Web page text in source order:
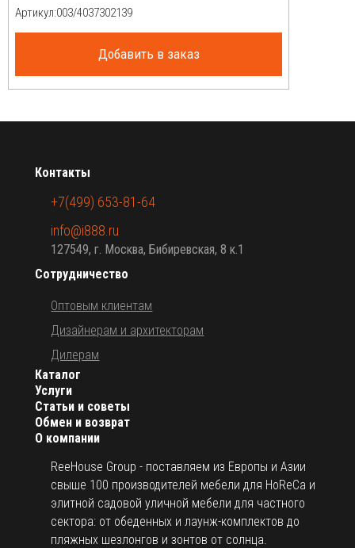
Артикул:
Добавить в заказ
О компании
ReeHouse Group - поставляем из Европы и Азии
свыше 100 производителей мебели для HoReCa и
элитной садовой уличной мебели для частного
сектора: от обеденных и лаунж-комплектов до
пляжных шезлонгов и зонтов от солнца.
Каталог
Услуги
Статьи и советы
Обмен и возврат
Сотрудничество
Оптовым клиентам
Дизайнерам и архитекторам
Дилерам
Контакты
+7(499) 653-81-64
info@i888.ru
127549, г. Москва, Бибиревская, 8 к.1